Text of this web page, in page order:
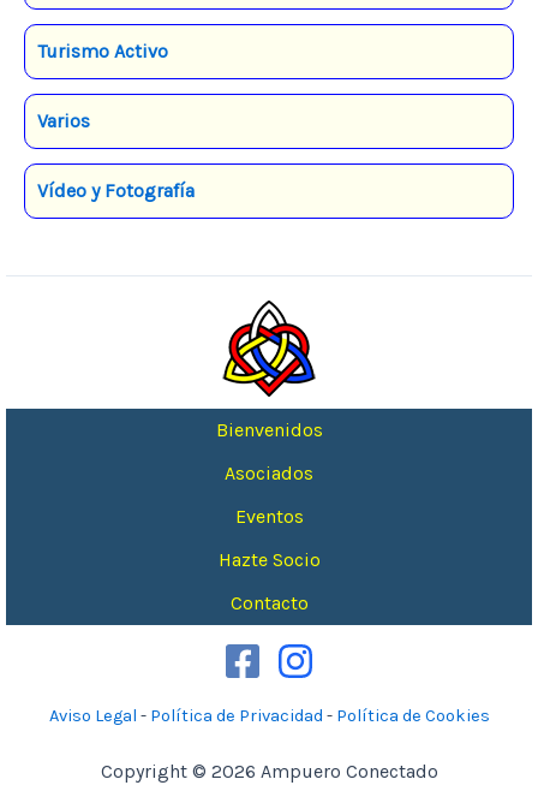
Turismo Activo
Varios
Vídeo y Fotografía
Bienvenidos
Asociados
Eventos
Hazte Socio
Contacto
Aviso Legal - Política de Privacidad - Política de Cookies
Copyright © 2026 Ampuero Conectado